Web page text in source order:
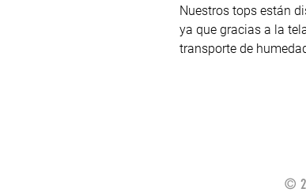
Nuestros tops están
ya que gracias a la
transporte de
©